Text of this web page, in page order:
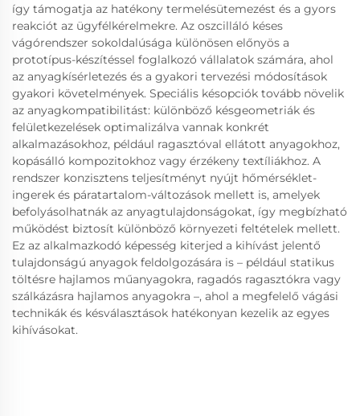
így támogatja az hatékony termelésütemezést és a gyors
reakciót az ügyfélkérelmekre. Az oszcilláló késes
vágórendszer sokoldalúsága különösen előnyös a
prototípus-készítéssel foglalkozó vállalatok számára, ahol
az anyagkísérletezés és a gyakori tervezési módosítások
gyakori követelmények. Speciális késopciók tovább növelik
az anyagkompatibilitást: különböző késgeometriák és
felületkezelések optimalizálva vannak konkrét
alkalmazásokhoz, például ragasztóval ellátott anyagokhoz,
kopásálló kompozitokhoz vagy érzékeny textíliákhoz. A
rendszer konzisztens teljesítményt nyújt hőmérséklet-
ingerek és páratartalom-változások mellett is, amelyek
befolyásolhatnák az anyagtulajdonságokat, így megbízható
működést biztosít különböző környezeti feltételek mellett.
Ez az alkalmazkodó képesség kiterjed a kihívást jelentő
tulajdonságú anyagok feldolgozására is – például statikus
töltésre hajlamos műanyagokra, ragadós ragasztókra vagy
szálkázásra hajlamos anyagokra –, ahol a megfelelő vágási
technikák és késválasztások hatékonyan kezelik az egyes
kihívásokat.